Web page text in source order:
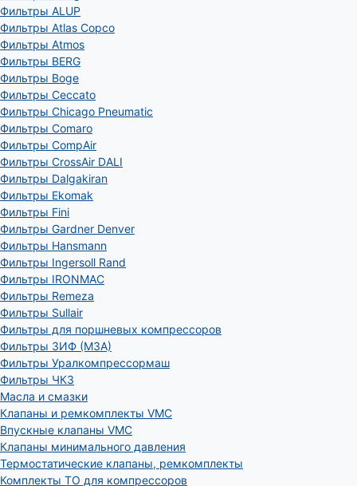
Фильтры ALUP
Фильтры Atlas Copco
Фильтры Atmos
Фильтры BERG
Фильтры Boge
Фильтры Ceccato
Фильтры Chicago Pneumatic
Фильтры Comaro
Фильтры CompAir
Фильтры CrossAir DALI
Фильтры Dalgakiran
Фильтры Ekomak
Фильтры Fini
Фильтры Gardner Denver
Фильтры Hansmann
Фильтры Ingersoll Rand
Фильтры IRONMAC
Фильтры Remeza
Фильтры Sullair
Фильтры для поршневых компрессоров
Фильтры ЗИФ (МЗА)
Фильтры Уралкомпрессормаш
Фильтры ЧКЗ
Масла и смазки
Клапаны и ремкомплекты VMC
Впускные клапаны VMC
Клапаны минимального давления
Термостатические клапаны, ремкомплекты
Комплекты ТО для компрессоров